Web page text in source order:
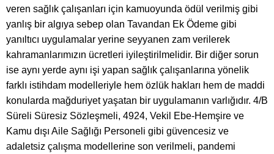
veren sağlık çalışanları için kamuoyunda ödül verilmiş gibi
yanlış bir algıya sebep olan Tavandan Ek Ödeme gibi
yanıltıcı uygulamalar yerine seyyanen zam verilerek
kahramanlarımızın ücretleri iyileştirilmelidir. Bir diğer sorun
ise aynı yerde aynı işi yapan sağlık çalışanlarına yönelik
farklı istihdam modelleriyle hem özlük hakları hem de maddi
konularda mağduriyet yaşatan bir uygulamanın varlığıdır. 4/B
Süreli Süresiz Sözleşmeli, 4924, Vekil Ebe-Hemşire ve
Kamu dışı Aile Sağlığı Personeli gibi güvencesiz ve
adaletsiz çalışma modellerine son verilmeli, pandemi